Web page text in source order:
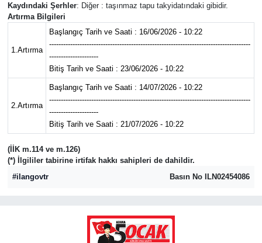
Kaydındaki Şerhler: Diğer : taşınmaz tapu takyidatındaki gibidir.
Artırma Bilgileri
1.Artırma
Başlangıç Tarih ve Saati : 16/06/2026 - 10:22
--------------------------------------------------------------------------------------
---------------------
Bitiş Tarih ve Saati : 23/06/2026 - 10:22
2.Artırma
Başlangıç Tarih ve Saati : 14/07/2026 - 10:22
--------------------------------------------------------------------------------------
---------------------
Bitiş Tarih ve Saati : 21/07/2026 - 10:22
(İİK m.114 ve m.126)
(*) İlgililer tabirine irtifak hakkı sahipleri de dahildir.
#ilangovtr
Basın No ILN02454086